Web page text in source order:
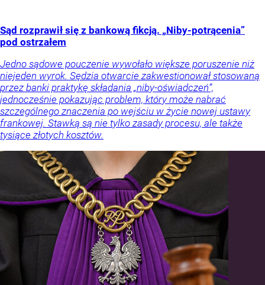
Sąd rozprawił się z bankową fikcją. „Niby-potrącenia”
pod ostrzałem
Jedno sądowe pouczenie wywołało większe poruszenie niż
niejeden wyrok. Sędzia otwarcie zakwestionował stosowaną
przez banki praktykę składania „niby-oświadczeń”,
jednocześnie pokazując problem, który może nabrać
szczególnego znaczenia po wejściu w życie nowej ustawy
frankowej. Stawką są nie tylko zasady procesu, ale także
tysiące złotych kosztów.